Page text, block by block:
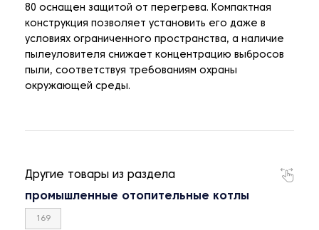
80 оснащен защитой от перегрева. Компактная
конструкция позволяет установить его даже в
условиях ограниченного пространства, а наличие
пылеуловителя снижает концентрацию выбросов
пыли, соответствуя требованиям охраны
окружающей среды.
Другие товары из раздела
промышленные отопительные котлы
169